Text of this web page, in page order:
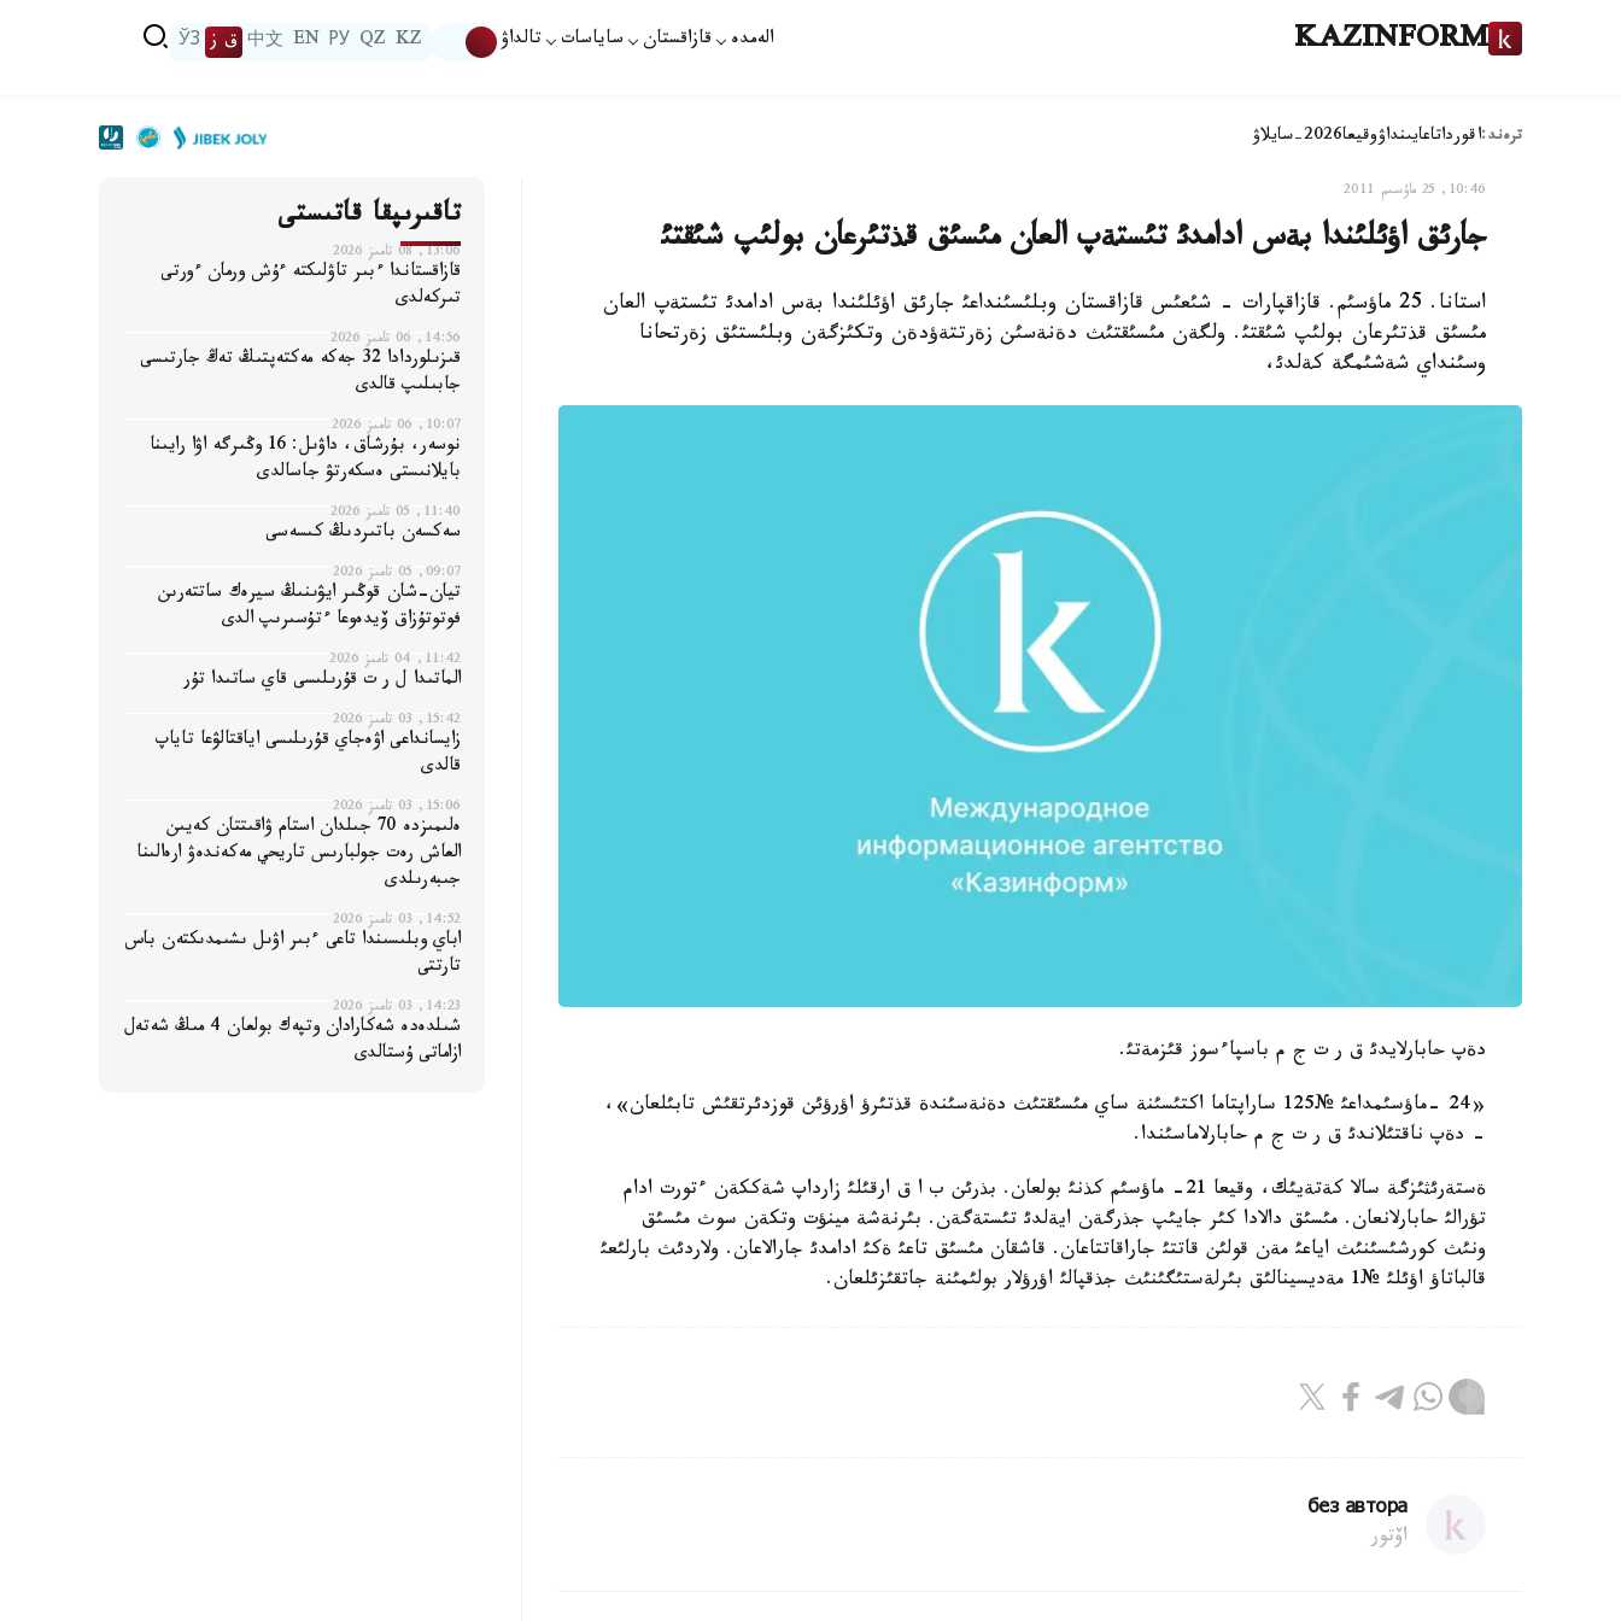
KAZINFORM الەمدە قازاقستان ساياسات تالداۋ KZ
QZ
РУ
EN
中文 ق ز ЎЗ
ترەند:اقورداتاعايىنداۋوقيعا2026-سايلاۋ
10:46, 25 ماۋسىم 2011
جارئق اؤئلئندا بةس ادامدئ تئستةپ العان مئسئق قذتئرعان بولئپ شئقتئ
استانا. 25 ماؤسئم. قازاقپارات - شئعئس قازاقستان وبلئسئنداعئ جارئق اؤئلئندا بةس ادامدئ تئستةپ العان
مئسئق قذتئرعان بولئپ شئقتئ. ولگةن مئسئقتئث دةنةسئن زةرتتةؤدةن وتكئزگةن وبلئستئق زةرتحانا
وسئنداي شةشئمگة كةلدئ،
دةپ حابارلايدئ ق ر ت ج م باسپاءسوز قئزمةتئ.
«24 -ماؤسئمداعئ №125 ساراپتاما اكتئسئنة ساي مئسئقتئث دةنةسئندة قذتئرؤ اؤرؤئن قوزدئرتقئش تابئلعان»،
- دةپ ناقتئلاندئ ق ر ت ج م حابارلاماسئندا.
ةستةرئثئزگة سالا كةتةيئك، وقيعا 21- ماؤسئم كذنئ بولعان. بذرئن ب ا ق ارقئلئ زارداپ شةككةن ءتورت ادام
تؤرالئ حابارلانعان. مئسئق دالادا كئر جايئپ جذرگةن ايةلدئ تئستةگةن. بئرنةشة مينؤت وتكةن سوث مئسئق
ونئث كورشئسئنئث اياعئ مةن قولئن قاتتئ جاراقاتتاعان. قاشقان مئسئق تاعئ ةكئ ادامدئ جارالاعان. ولاردئث بارلئعئ
قالباتاؤ اؤئلئ №1 مةديسينالئق بئرلةستئگئنئث جذقپالئ اؤرؤلار بولئمئنة جاتقئزئلعان.
без автора
اۆتور
تاقىرىپقا قاتىستى
13:06, 08 تامىز 2026
قازاقستاندا ءبىر تاۋلىكتە ءۇش ورمان ءورتى
تىركەلدى
14:56, 06 تامىز 2026
قىزىلوردادا 32 جەكە مەكتەپتىڭ تەڭ جارتىسى
جابىلىپ قالدى
10:07, 06 تامىز 2026
نوسەر، بۇرشاق، داۋىل: 16 وڭىرگە اۋا رايىنا
بايلانىستى ەسكەرتۋ جاسالدى
11:40, 05 تامىز 2026
سەكسەن باتىردىڭ كىسەسى
09:07, 05 تامىز 2026
تيان-شان قوڭىر ايۋىنىڭ سيرەك ساتتەرىن
فوتوتۇزاق ۆيدەوعا ءتۇسىرىپ الدى
11:42, 04 تامىز 2026
الماتىدا ل ر ت قۇرىلىسى قاي ساتىدا تۇر
15:42, 03 تامىز 2026
زايسانداعى اۋەجاي قۇرىلىسى اياقتالۋعا تاياپ
قالدى
15:06, 03 تامىز 2026
ەلىمىزدە 70 جىلدان استام ۋاقىتتان كەيىن
العاش رەت جولبارىس تاريحي مەكەندەۋ ارەالىنا
جىبەرىلدى
14:52, 03 تامىز 2026
اباي وبلىسىندا تاعى ءبىر اۋىل ىشىمدىكتەن باس
تارتتى
14:23, 03 تامىز 2026
شىلدەدە شەكارادان وتپەك بولعان 4 مىڭ شەتەل
ازاماتى ۇستالدى